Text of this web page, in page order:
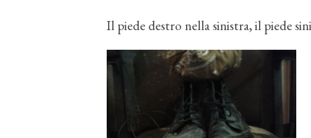
Il piede destro nella sinistra, il piede